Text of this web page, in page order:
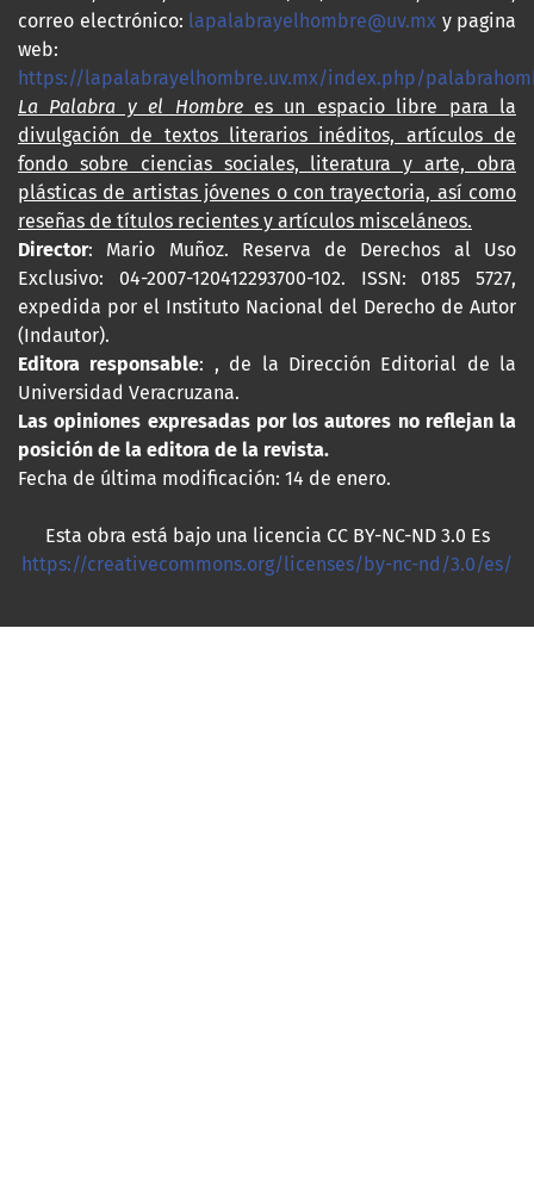
correo electrónico: lapalabrayelhombre@uv.mx y pagina
web:
https://lapalabrayelhombre.uv.mx/index.php/
La Palabra y el Hombre es un espacio libre para la
divulgación de textos literarios inéditos, artículos de
fondo sobre ciencias sociales, literatura y arte, obra
plásticas de artistas jóvenes o con trayectoria, así como
reseñas de títulos recientes y artículos misceláneos.
Director: Mario Muñoz. Reserva de Derechos al Uso
Exclusivo: 04-2007-120412293700-102. ISSN: 0185 5727,
expedida por el Instituto Nacional del Derecho de Autor
(Indautor).
Editora responsable: , de la Dirección Editorial de la
Universidad Veracruzana.
Las opiniones expresadas por los autores no reflejan la
posición de la editora de la revista.
Fecha de última modificación: 14 de enero.
Esta obra está bajo una licencia CC BY-NC-ND 3.0 Es
https://creativecommons.org/licenses/by-nc-nd/3.0/es/